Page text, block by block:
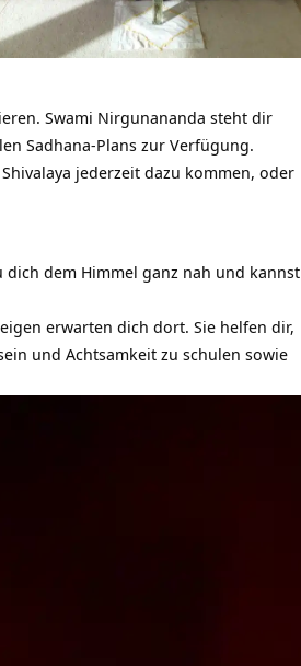
Swami Nirgunananda steht dir
Sadhana-Plans zur Verfügung.
jederzeit dazu kommen, oder
dich dem Himmel ganz nah und kannst
erwarten dich dort. Sie helfen dir,
und Achtsamkeit zu schulen sowie